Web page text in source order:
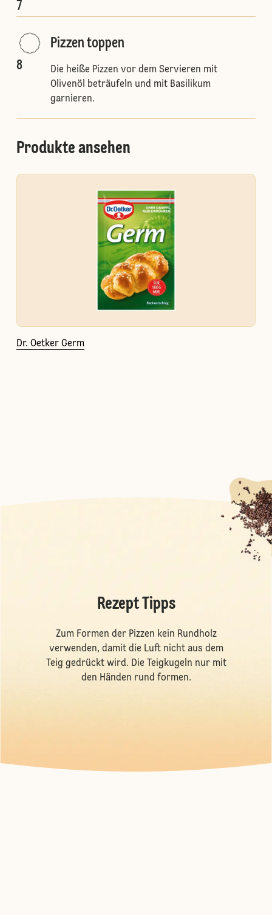
7
8
Pizzen toppen
Die heiße Pizzen vor dem Servieren mit
Olivenöl beträufeln und mit Basilikum
garnieren.
Produkte ansehen
Dr. Oetker Germ
Rezept Tipps
Zum Formen der Pizzen kein Rundholz
verwenden, damit die Luft nicht aus dem
Teig gedrückt wird. Die Teigkugeln nur mit
den Händen rund formen.